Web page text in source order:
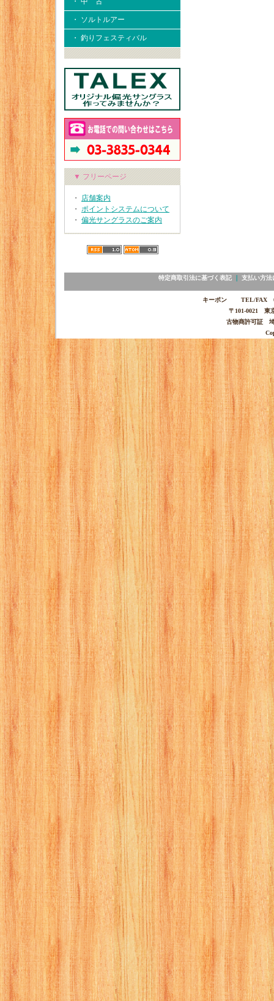
・ ソルトルアー
・ 釣りフェスティバル
▼ フリーページ
・ 店舗案内
・ ポイントシステムについて
・ 偏光サングラスのご案内
特定商取引法に基づく表記｜ 支払い方法
キーポン TEL/FAX
〒101-0021 東
古物商許可証